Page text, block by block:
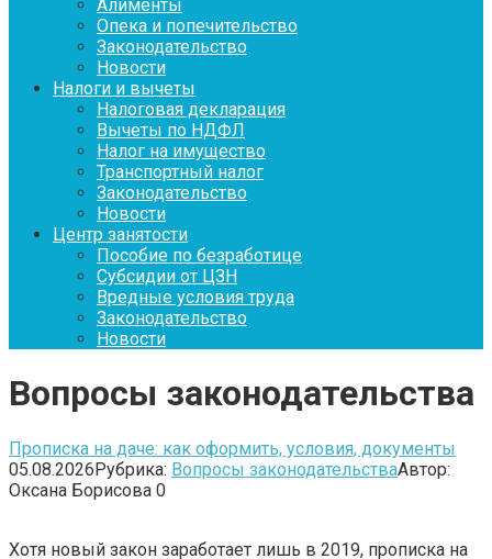
Алименты
Опека и попечительство
Законодательство
Новости
Налоги и вычеты
Налоговая декларация
Вычеты по НДФЛ
Налог на имущество
Транспортный налог
Законодательство
Новости
Центр занятости
Пособие по безработице
Субсидии от ЦЗН
Вредные условия труда
Законодательство
Новости
Вопросы законодательства
Прописка на даче: как оформить, условия, документы
05.08.2026Рубрика: Вопросы законодательстваАвтор:
Оксана Борисова 0
Хотя новый закон заработает лишь в 2019, прописка на